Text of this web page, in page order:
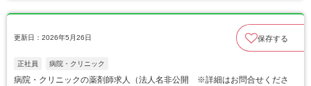
更新日：2026年5月26日 保存する
正社員 病院・クリニック
病院・クリニックの薬剤師求人（法人名非公開 ※詳細はお問合せくださ